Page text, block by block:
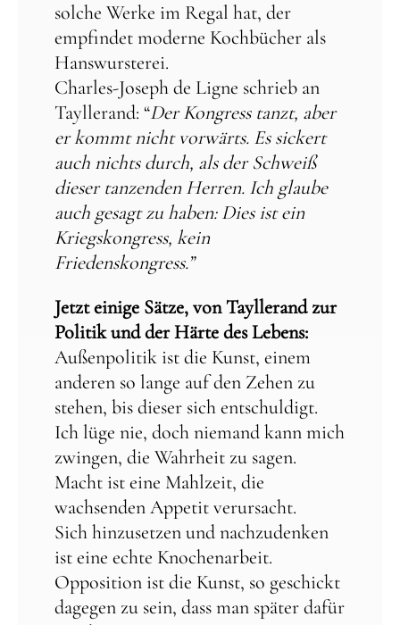
solche Werke im Regal hat, der
empfindet moderne Kochbücher als
Hanswursterei.
Charles-Joseph de Ligne schrieb an
Tayllerand: “Der Kongress tanzt, aber
er kommt nicht vorwärts. Es sickert
auch nichts durch, als der Schweiß
dieser tanzenden Herren. Ich glaube
auch gesagt zu haben: Dies ist ein
Kriegskongress, kein
Friedenskongress.”
Jetzt einige Sätze, von Tayllerand zur
Politik und der Härte des Lebens:
Außenpolitik ist die Kunst, einem
anderen so lange auf den Zehen zu
stehen, bis dieser sich entschuldigt.
Ich lüge nie, doch niemand kann mich
zwingen, die Wahrheit zu sagen.
Macht ist eine Mahlzeit, die
wachsenden Appetit verursacht.
Sich hinzusetzen und nachzudenken
ist eine echte Knochenarbeit.
Opposition ist die Kunst, so geschickt
dagegen zu sein, dass man später dafür